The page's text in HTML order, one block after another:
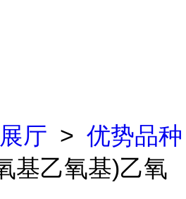
厅 > 优势品种
基乙氧基)乙氧